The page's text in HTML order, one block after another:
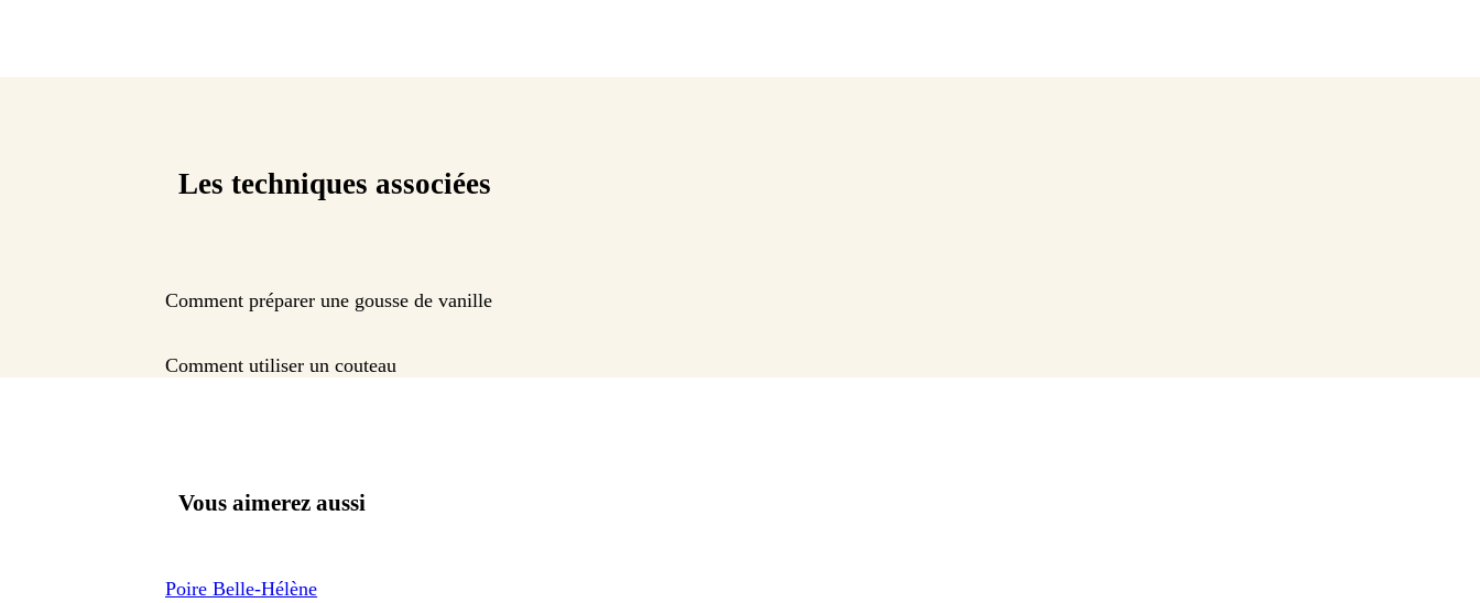
Les techniques associées
Comment préparer une gousse de vanille
Comment utiliser un couteau
Vous aimerez aussi
Poire Belle-Hélène